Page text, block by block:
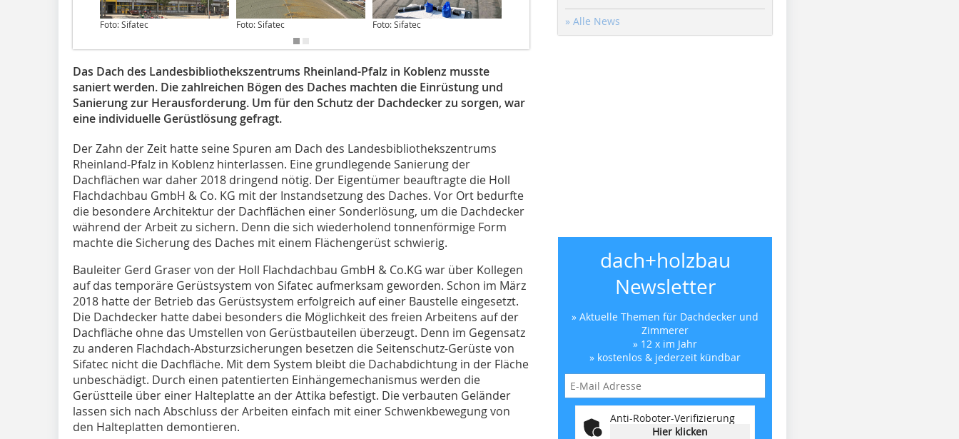
Foto: Sifatec Foto: Sifatec Foto: Sifatec
Das Dach des Landesbibliothekszentrums Rheinland-Pfalz in Koblenz musste
saniert werden. Die zahlreichen Bögen des Daches machten die Einrüstung und
Sanierung zur Herausforderung. Um für den Schutz der Dachdecker zu sorgen, war
eine individuelle Gerüstlösung gefragt.
Der Zahn der Zeit hatte seine Spuren am Dach des Landesbibliothekszentrums
Rheinland-Pfalz in Koblenz hinterlassen. Eine grundlegende Sanierung der
Dachflächen war daher 2018 dringend nötig. Der Eigentümer beauftragte die Holl
Flachdachbau GmbH & Co. KG mit der Instandsetzung des Daches. Vor Ort bedurfte
die besondere Architektur der Dachflächen einer Sonderlösung, um die Dachdecker
während der Arbeit zu sichern. Denn die sich wiederholend tonnenförmige Form
machte die Sicherung des Daches mit einem Flächengerüst schwierig.
Bauleiter Gerd Graser von der Holl Flachdachbau GmbH & Co.KG war über Kollegen
auf das temporäre Gerüstsystem von Sifatec aufmerksam geworden. Schon im März
2018 hatte der Betrieb das Gerüstsystem erfolgreich auf einer Baustelle eingesetzt.
Die Dachdecker hatte dabei besonders die Möglichkeit des freien Arbeitens auf der
Dachfläche ohne das Umstellen von Gerüstbauteilen überzeugt. Denn im Gegensatz
zu anderen Flachdach-Absturzsicherungen besetzen die Seitenschutz-Gerüste von
Sifatec nicht die Dachfläche. Mit dem System bleibt die Dachabdichtung in der Fläche
unbeschädigt. Durch einen patentierten Einhängemechanismus werden die
Gerüstteile über einer Halteplatte an der Attika befestigt. Die verbauten Geländer
lassen sich nach Abschluss der Arbeiten einfach mit einer Schwenkbewegung von
den Halteplatten demontieren.
» Alle News
dach+holzbau
Newsletter
» Aktuelle Themen für Dachdecker und
Zimmerer
» 12 x im Jahr
» kostenlos & jederzeit kündbar
Anti-Roboter-Verifizierung
Hier klicken